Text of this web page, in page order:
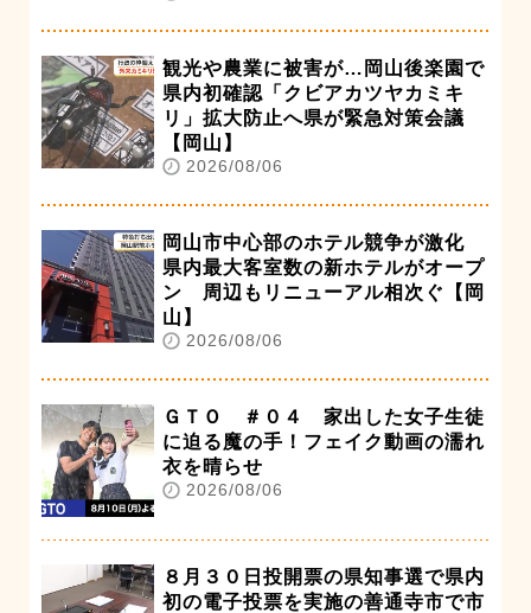
観光や農業に被害が…岡山後楽園で
県内初確認「クビアカツヤカミキ
リ」拡大防止へ県が緊急対策会議
【岡山】
2026/08/06
岡山市中心部のホテル競争が激化
県内最大客室数の新ホテルがオープ
ン 周辺もリニューアル相次ぐ【岡
山】
2026/08/06
ＧＴＯ ＃０４ 家出した女子生徒
に迫る魔の手！フェイク動画の濡れ
衣を晴らせ
2026/08/06
８月３０日投開票の県知事選で県内
初の電子投票を実施の善通寺市で市